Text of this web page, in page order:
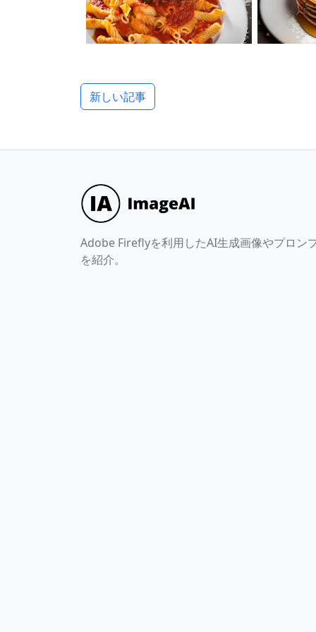
新しい記事
Adobe Fireflyを利用したAI生成画像やプロン
を紹介。